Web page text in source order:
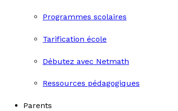
Programmes scolaires
Tarification école
Débutez avec Netmath
Ressources pédagogiques
Parents